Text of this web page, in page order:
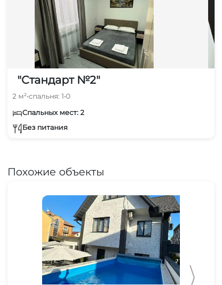
"Стандарт №2"
2 м²•спальня: 1•0
Спальных мест: 2
Без питания
Похожие объекты